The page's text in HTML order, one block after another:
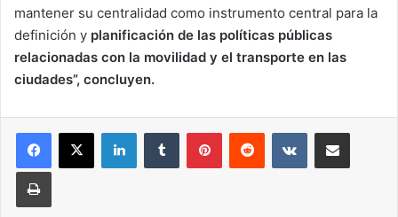
mantener su centralidad como instrumento central para la
definición y planificación de las políticas públicas
relacionadas con la movilidad y el transporte en las
ciudades”, concluyen.